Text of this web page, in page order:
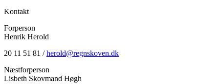
Kontakt
Forperson
Henrik Herold
20 11 51 81 /herold@regnskoven.dk
Næstforperson
Lisbeth Skovmand Høgh